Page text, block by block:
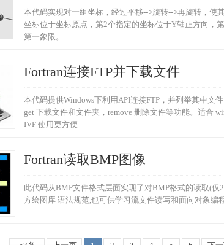
本代码实现对一组坐标，经过平移-->旋转-->再旋转，使
坐标位于坐标原点，第2个指定的坐标位于Y轴正方向，
第一象限。
Fortran连接FTP并下载文件
本代码提供Windows下利用API连接FTP，并列举其中文
get 下载文件和文件夹，remove 删除文件等功能。适合
IVF 使用更方便
Fortran读取BMP图像
此代码从BMP文件格式层面实现了对BMP格式的读取(仅
方绘图库 语法规范,也可供学习流文件读写和面向对象编